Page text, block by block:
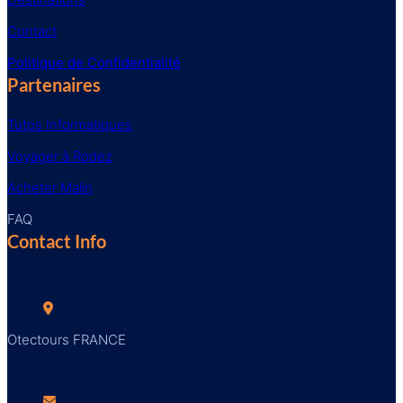
Contact
Politique de Confidentialité
Partenaires
Tutos Informatiques
Voyager à Rodez
Acheter Malin
FAQ
Contact Info
Otectours FRANCE